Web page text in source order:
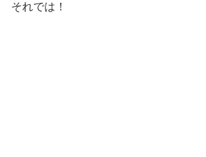
それでは！